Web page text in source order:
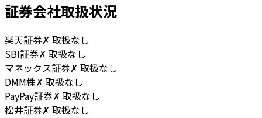
証券会社取扱状況
楽天証券✗ 取扱なし
SBI証券✗ 取扱なし
マネックス証券✗ 取扱なし
DMM株✗ 取扱なし
PayPay証券✗ 取扱なし
松井証券✗ 取扱なし